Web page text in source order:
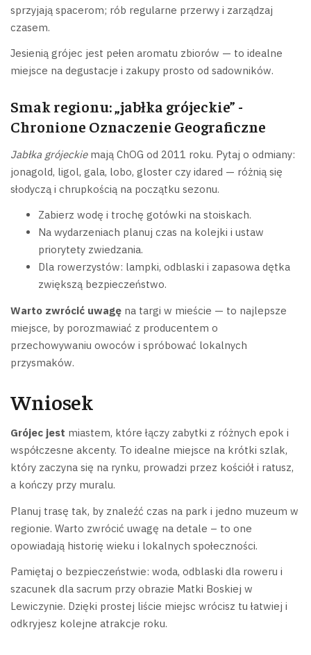
sprzyjają spacerom; rób regularne przerwy i zarządzaj
czasem.
Jesienią grójec jest pełen aromatu zbiorów — to idealne
miejsce na degustacje i zakupy prosto od sadowników.
Smak regionu: „jabłka grójeckie” -
Chronione Oznaczenie Geograficzne
Jabłka grójeckiemają ChOG od 2011 roku. Pytaj o odmiany:
jonagold, ligol, gala, lobo, gloster czy idared — różnią się
słodyczą i chrupkością na początku sezonu.
Zabierz wodę i trochę gotówki na stoiskach.
Na wydarzeniach planuj czas na kolejki i ustaw
priorytety zwiedzania.
Dla rowerzystów: lampki, odblaski i zapasowa dętka
zwiększą bezpieczeństwo.
Warto zwrócić uwagę na targi w mieście — to najlepsze
miejsce, by porozmawiać z producentem o
przechowywaniu owoców i spróbować lokalnych
przysmaków.
Wniosek
Grójec jest miastem, które łączy zabytki z różnych epok i
współczesne akcenty. To idealne miejsce na krótki szlak,
który zaczyna się na rynku, prowadzi przez kościół i ratusz,
a kończy przy muralu.
Planuj trasę tak, by znaleźć czas na park i jedno muzeum w
regionie. Warto zwrócić uwagę na detale – to one
opowiadają historię wieku i lokalnych społeczności.
Pamiętaj o bezpieczeństwie: woda, odblaski dla roweru i
szacunek dla sacrum przy obrazie Matki Boskiej w
Lewiczynie. Dzięki prostej liście miejsc wrócisz tu łatwiej i
odkryjesz kolejne atrakcje roku.